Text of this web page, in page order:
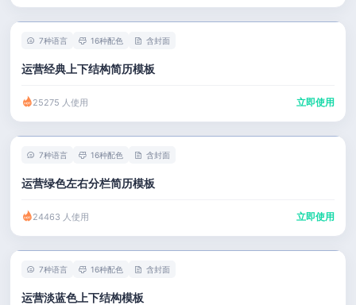
7种语言 16种配色 含封面
运营经典上下结构简历模板
25275 人使用 立即使用
7种语言 16种配色 含封面
运营绿色左右分栏简历模板
24463 人使用 立即使用
7种语言 16种配色 含封面
运营淡蓝色上下结构模板